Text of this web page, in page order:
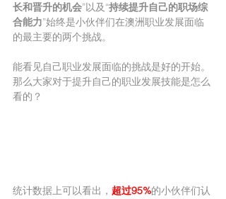
长和晋升的机会”以及“持续提升自己的职场综
合能力”始终是小伙伴们在澳洲职业发展面临
的最主要的两个挑战。
能看见自己职业发展面临的挑战是好的开始。
那么大家对于提升自己的职业发展技能是怎么
看的？
统计数据上可以看出， 超过95%的小伙伴们认